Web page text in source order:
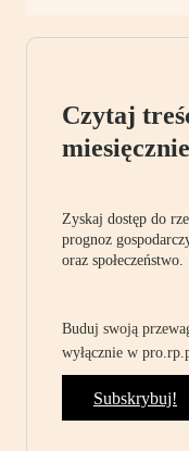
Czytaj
Zyskaj dostęp do
prognoz
oraz społeczeństwo.
Buduj swoją
wyłącznie w
Subskrybuj!